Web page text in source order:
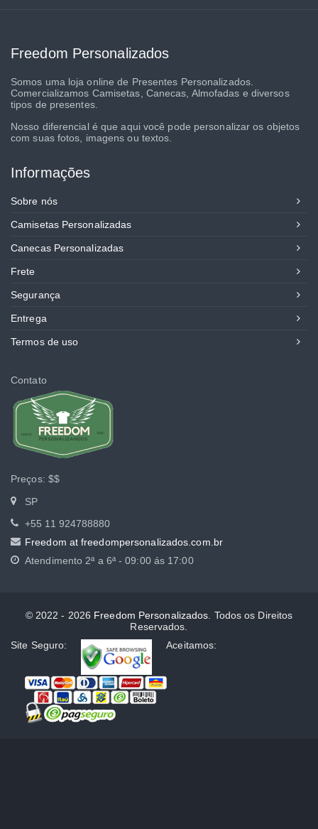
Freedom Personalizados
Somos uma loja online de Presentes Personalizados.
Comercializamos Camisetas, Canecas, Almofadas e diversos
tipos de presentes.
Nosso diferencial é que aqui você pode personalizar os objetos
com suas fotos, imagens ou textos.
Informações
Sobre nós
Camisetas Personalizadas
Canecas Personalizadas
Frete
Segurança
Entrega
Termos de uso
Contato
Preços: $$
SP
+55 11 924788880
Freedom at freedompersonalizados.com.br
Atendimento 2ª a 6ª - 09:00 ás 17:00
© 2022 - 2026 Freedom Personalizados . Todos os Direitos
Reservados.
Site Seguro:
Aceitamos: